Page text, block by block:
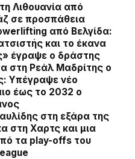
Λιθουανία από
σε προσπάθεια
από Βελγίδα:
και το έκανα
έγραψε ο δράστης
στη Ρεάλ Μαδρίτης ο
Yπέγραψε νέο
έως το 2032 ο
στη εξάρα της
στη Χαρτς και μια
τα play-offs του